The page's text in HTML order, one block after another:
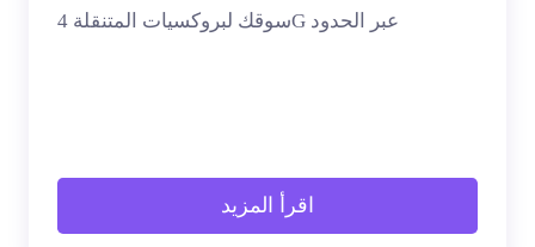
سوقك لبروكسيات المتنقلة 4G عبر الحدود
اقرأ المزيد